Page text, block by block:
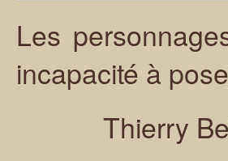
Les
incapacité à
Thierry